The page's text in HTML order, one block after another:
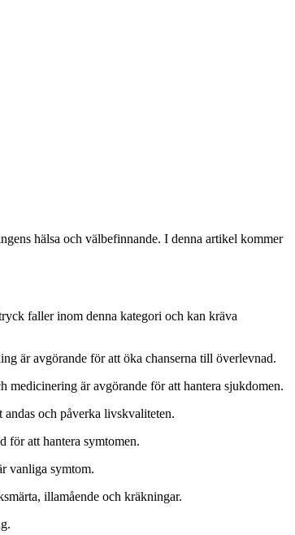
hälsa och välbefinnande. I denna artikel kommer
faller inom denna kategori och kan kräva
är avgörande för att öka chanserna till överlevnad.
är avgörande för att hantera sjukdomen.
och påverka livskvaliteten.
för att hantera symtomen.
vanliga symtom.
illamående och kräkningar.